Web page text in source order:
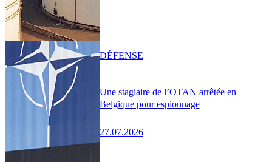
Une stagiaire de l’OTAN arrêtée en
Belgique pour espionnage
27.07.2026
DÉFENSE